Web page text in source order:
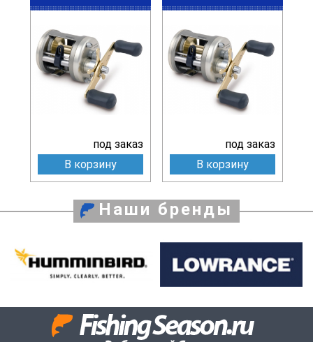
под заказ
В корзину
под заказ
В корзину
Наши бренды